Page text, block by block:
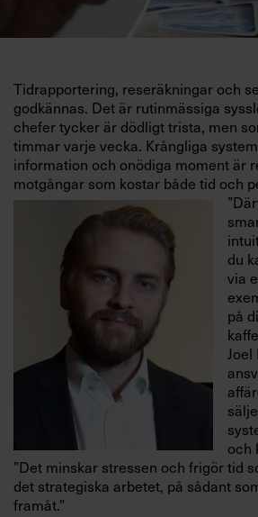
Tidrapportering, reseräkningar och
godkännas. Det är rutinmässiga
chefer tycker är dödligt trista, men
timmar varje vecka. Krångliga
information och onödiga moment är
motgångar som kostar både tid och
du
via
på
Joel
och
”Det minskar stressen och frigör tid
det strategiska arbetet, på sådant
framåt.”